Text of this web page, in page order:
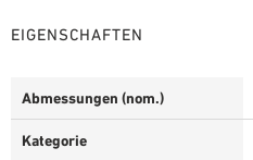
EIGENSCHAFTEN
Abmessungen (nom.)
Kategorie